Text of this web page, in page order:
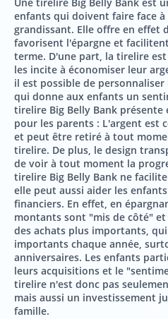
enfants qui doivent faire face
grandissant. Elle offre en effet
favorisent l'épargne et
terme. D'une part, la tirelire
les incite à économiser leur
il est possible de
qui donne aux enfants un
tirelire Big Belly Bank présente
pour les parents : L'argent est
et peut être retiré à tout
tirelire. De plus, le design
de voir à tout moment la
tirelire Big Belly Bank ne
elle peut aussi aider les
financiers. En effet, en
montants sont "mis de côté"
des achats plus importants,
importants chaque année,
anniversaires. Les enfants
leurs acquisitions et le
tirelire n'est donc pas
mais aussi un investissement
famille.